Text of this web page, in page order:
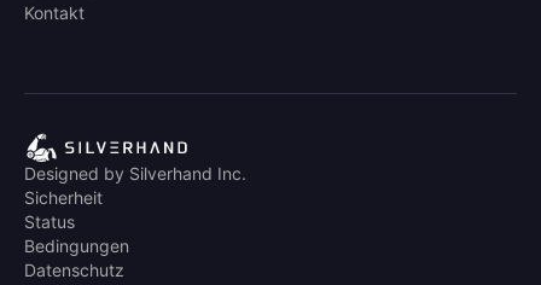
Kontakt
Designed by Silverhand Inc.
Sicherheit
Status
Bedingungen
Datenschutz